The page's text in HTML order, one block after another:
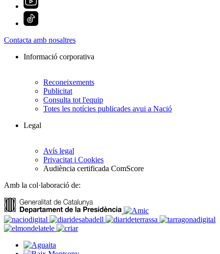
Contacta amb nosaltres
Informació corporativa
Reconeixements
Publicitat
Consulta tot l'equip
Totes les notícies publicades avui a Nació
Legal
Avís legal
Privacitat i Cookies
Audiència certificada ComScore
Amb la col·laboració de: